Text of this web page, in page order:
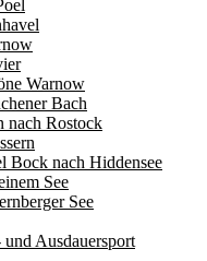
Warnow
Bach
nach Rostock
Bock nach Hiddensee
See
See
Ausdauersport